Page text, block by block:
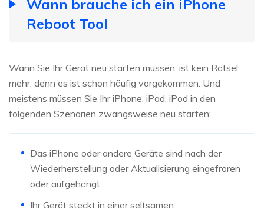
Wann brauche ich ein iPhone
Reboot Tool
Wann Sie Ihr Gerät neu starten müssen, ist kein Rätsel
mehr, denn es ist schon häufig vorgekommen. Und
meistens müssen Sie Ihr iPhone, iPad, iPod in den
folgenden Szenarien zwangsweise neu starten:
Das iPhone oder andere Geräte sind nach der
Wiederherstellung oder Aktualisierung eingefroren
oder aufgehängt.
Ihr Gerät steckt in einer seltsamen